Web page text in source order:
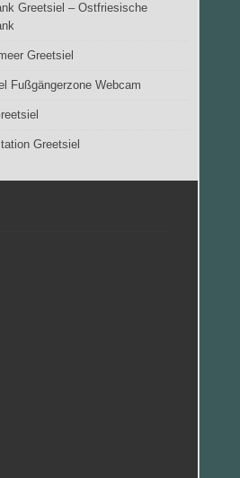
Greetsiel – Ostfriesische
Greetsiel
Fußgängerzone Webcam
Greetsiel